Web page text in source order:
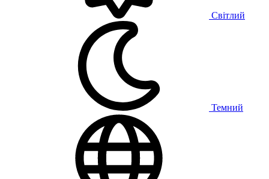
Світлий
Темний